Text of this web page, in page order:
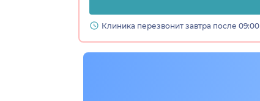
Клиника перезвонит завтра после 09:00